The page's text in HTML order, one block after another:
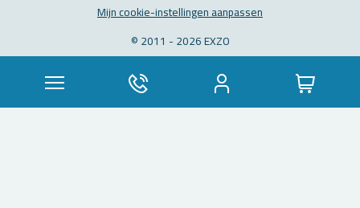
Mijn coo­kie-in­stel­lin­gen aan­pas­sen
© 2011 - 2026 EXZO